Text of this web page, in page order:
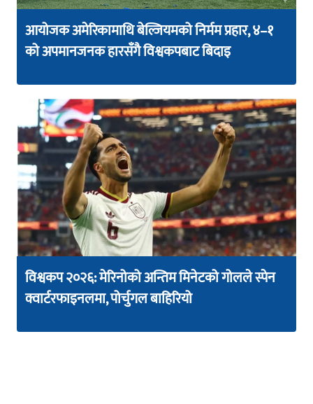
आयोजक अमेरिकामाथि बेल्जियमको निर्मम प्रहार, ४–१
को अपमानजनक हारसँगै विश्वकपबाट बिदाइ
विश्वकप २०२६: मेरिनोको अन्तिम मिनेटको गोलले स्पेन
क्वार्टरफाइनलमा, पोर्चुगल बाहिरियो